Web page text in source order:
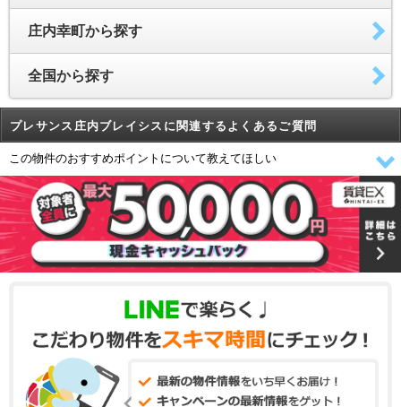
庄内幸町から探す
全国から探す
プレサンス庄内ブレイシスに関連するよくあるご質問
この物件のおすすめポイントについて教えてほしい